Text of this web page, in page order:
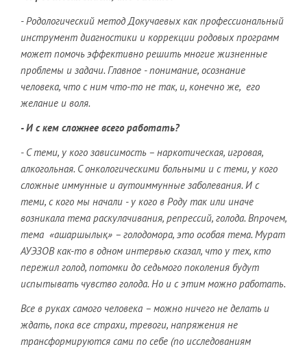
- Родологический метод Докучаевых как профессиональный
инструмент диагностики и коррекции родовых программ
может помочь эффективно решить многие жизненные
проблемы и задачи. Главное - понимание, осознание
человека, что с ним что-то не так, и, конечно же, его
желание и воля.
- И с кем сложнее всего работать?
- С теми, у кого зависимость – наркотическая, игровая,
алкогольная. С онкологическими больными и с теми, у кого
сложные иммунные и аутоиммунные заболевания. И с
теми, с кого мы начали - у кого в Роду так или иначе
возникала тема раскулачивания, репрессий, голода. Впрочем,
тема «ашаршылық» – голодомора, это особая тема. Мурат
АУЭЗОВ как-то в одном интервью сказал, что у тех, кто
пережил голод, потомки до седьмого поколения будут
испытывать чувство голода. Но и с этим можно работать.
Все в руках самого человека – можно ничего не делать и
ждать, пока все страхи, тревоги, напряжения не
трансформируются сами по себе (по исследованиям